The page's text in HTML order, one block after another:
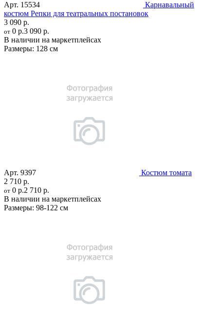
Арт. 15534
Карнавальный
костюм Репки для театральных постановок
3 090 р.
от 0 р.3 090 р.
В наличии на маркетплейсах
Размеры: 128 см
Арт. 9397
Костюм томата
2 710 р.
от 0 р.2 710 р.
В наличии на маркетплейсах
Размеры: 98-122 см